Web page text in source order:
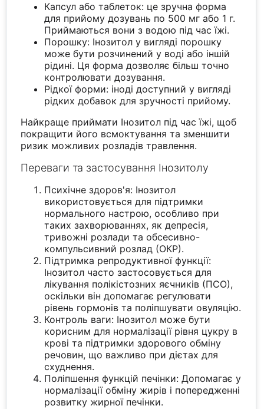
Капсул або таблеток: це зручна форма
для прийому дозувань по 500 мг або 1 г.
Приймаються вони з водою під час їжі.
Порошку: Інозитол у вигляді порошку
може бути розчинений у воді або іншій
рідині. Ця форма дозволяє більш точно
контролювати дозування.
Рідкої форми: іноді доступний у вигляді
рідких добавок для зручності прийому.
Найкраще приймати Інозитол під час їжі, щоб
покращити його всмоктування та зменшити
ризик можливих розладів травлення.
Переваги та застосування Інозитолу
Психічне здоров'я: Інозитол
використовується для підтримки
нормального настрою, особливо при
таких захворюваннях, як депресія,
тривожні розлади та обсесивно-
компульсивний розлад (ОКР).
Підтримка репродуктивної функції:
Інозитол часто застосовується для
лікування полікістозних яєчників (ПСО),
оскільки він допомагає регулювати
рівень гормонів та поліпшувати овуляцію.
Контроль ваги: Інозитол може бути
корисним для нормалізації рівня цукру в
крові та підтримки здорового обміну
речовин, що важливо при дієтах для
схуднення.
Поліпшення функцій печінки: Допомагає у
нормалізації обміну жирів і попередженні
розвитку жирної печінки.